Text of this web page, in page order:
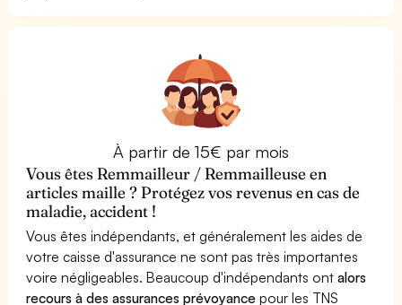
À partir de 15€ par mois
Vous êtes Remmailleur / Remmailleuse en
articles maille ? Protégez vos revenus en cas de
maladie, accident !
Vous êtes indépendants, et généralement les aides de
votre caisse d'assurance ne sont pas très importantes
voire négligeables. Beaucoup d'indépendants ontalors
recours à des assurances prévoyance pour les TNS